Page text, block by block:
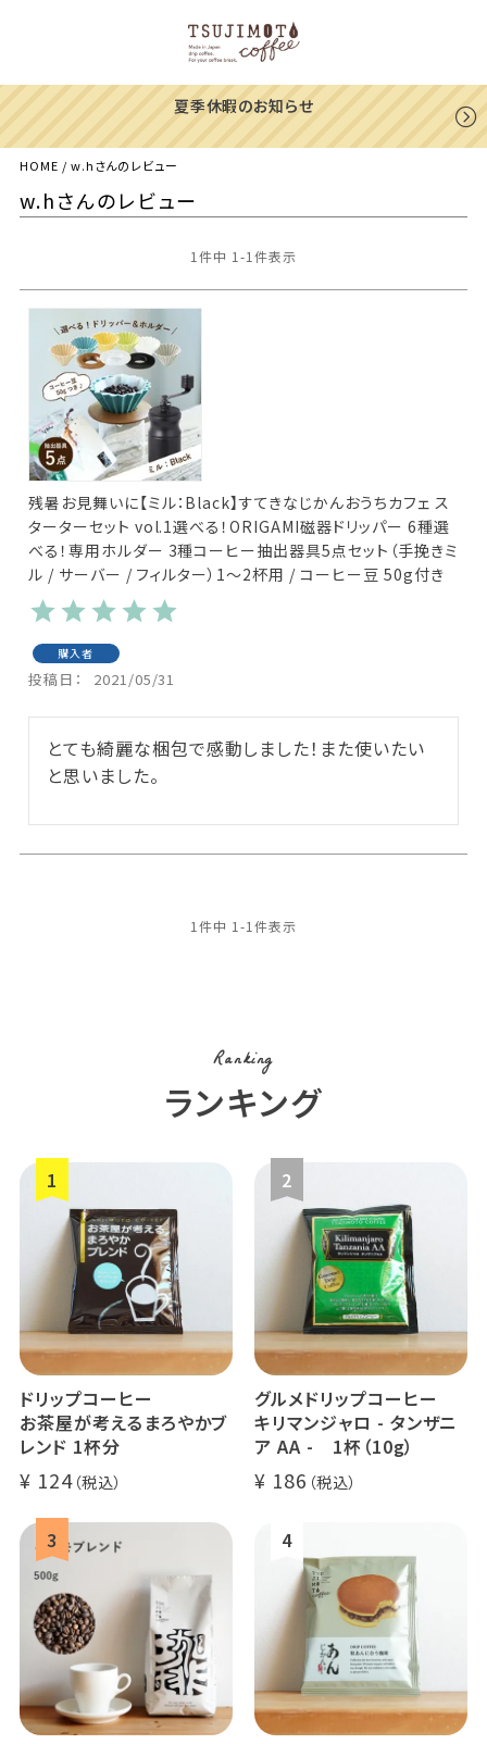
一部地域への配送遅延の
HOME w.hさんのレビュー
w.hさんのレビュー
1件中 1 -1 件表示
残暑お見舞いに【ミル：Black】すてきなじかんおうちカフェ ス
ターターセット vol.1選べる！ORIGAMI磁器ドリッパー 6種選
べる！専用ホルダー 3種コーヒー抽出器具5点セット（手挽きミ
ル / サーバー / フィルター）1～2杯用 / コーヒー豆 50g付き
購入者
投稿日 2021/05/31
とても綺麗な梱包で感動しました！また使いたい
と思いました。
1件中 1 -1 件表示
Ranking
ランキング
ドリップコーヒー
お茶屋が考えるまろやかブ
レンド 1杯分
124
グルメドリップコーヒー
キリマンジャロ - タンザニ
ア AA - 1杯（10g）
186